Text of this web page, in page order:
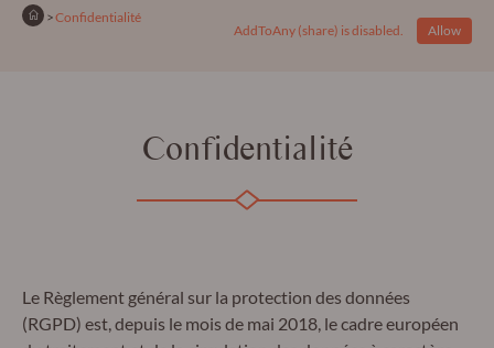
Accueil
En cours :
Confidentialité
AddToAny (share) is disabled.
Allow
Confidentialité
Le Règlement général sur la protection des données
(RGPD) est, depuis le mois de mai 2018, le cadre européen